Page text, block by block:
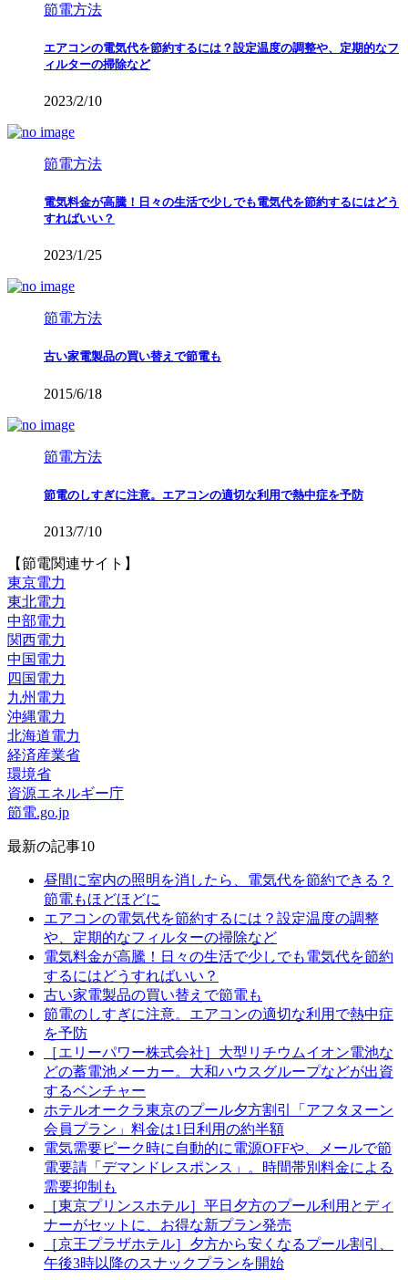
節電方法
エアコンの電気代を節約するには？設定温度の調整や、定期的なフ
ィルターの掃除など
2023/2/10
節電方法
電気料金が高騰！日々の生活で少しでも電気代を節約するにはどう
すればいい？
2023/1/25
節電方法
古い家電製品の買い替えで節電も
2015/6/18
節電方法
節電のしすぎに注意。エアコンの適切な利用で熱中症を予防
2013/7/10
【節電関連サイト】
東京電力
東北電力
中部電力
関西電力
中国電力
四国電力
九州電力
沖縄電力
北海道電力
経済産業省
環境省
資源エネルギー庁
節電.go.jp
最新の記事10
昼間に室内の照明を消したら、電気代を節約できる？
節電もほどほどに
エアコンの電気代を節約するには？設定温度の調整
や、定期的なフィルターの掃除など
電気料金が高騰！日々の生活で少しでも電気代を節約
するにはどうすればいい？
古い家電製品の買い替えで節電も
節電のしすぎに注意。エアコンの適切な利用で熱中症
を予防
［エリーパワー株式会社］大型リチウムイオン電池な
どの蓄電池メーカー。大和ハウスグループなどが出資
するベンチャー
ホテルオークラ東京のプール夕方割引「アフタヌーン
会員プラン」料金は1日利用の約半額
電気需要ピーク時に自動的に電源OFFや、メールで節
電要請「デマンドレスポンス」。時間帯別料金による
需要抑制も
［東京プリンスホテル］平日夕方のプール利用とディ
ナーがセットに、お得な新プラン発売
［京王プラザホテル］夕方から安くなるプール割引、
午後3時以降のスナックプランを開始